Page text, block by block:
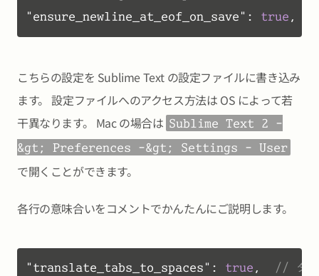
"ensure_newline_at_eof_on_save" : true ,
こちらの設定を Sublime Text の設定ファイルに書き込み
ます。 設定ファイルへのアクセス方法は OS によって若
干異なります。 Mac の場合は Sublime Text 2 -
&gt; Preferences -&gt; Settings - User
で開くことができます。
各行の意味合いをコメントでかんたんにご説明します。
"translate_tabs_to_spaces" : true ,
// タブ